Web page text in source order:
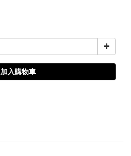
加入購物車